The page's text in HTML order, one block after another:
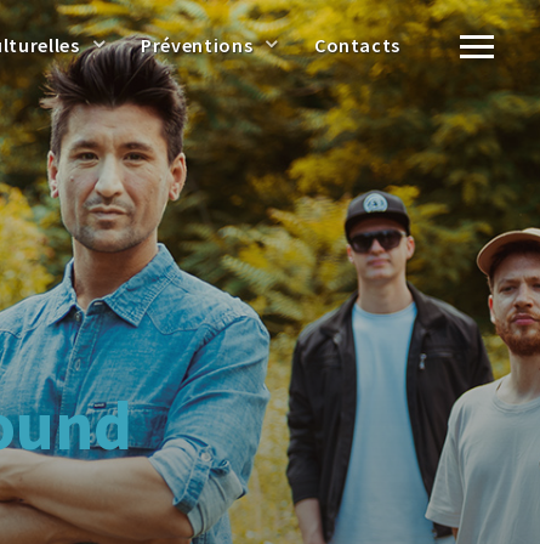
Préventions Contacts